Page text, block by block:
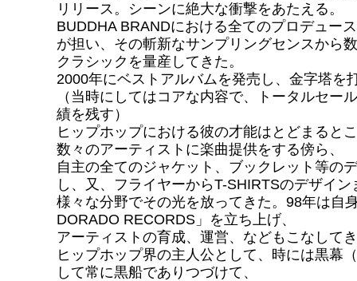
リリース。シーンに絶大な衝撃をあたえる。
BUDDHA BRANDにおける全てのプロデュー
が担い、その斬新なサンプリングセンスから
クラシックを量産してきた。
2000年にベストアルバムを発売し、金字塔を
（当時にしてはコアな内容で、トータルセー
績を残す）
ヒップホップにおける彼の才能はとどまると
数々のアーティストに楽曲提供をする傍ら、
自主の全てのジャケット、ブックレット等の
し、又、フライヤーからT-SHIRTSのデザイン
様々な分野でその光を放ってきた。98年は自
DORADO RECORDS」を立ち上げ、
アーティストの育成、運営、などもこなして
ヒップホップ界の主人公として、時には黒幕
して常に黒船でありつづけて、